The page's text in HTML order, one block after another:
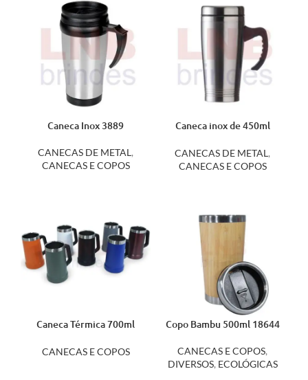
Caneca Inox 3889
CANECAS DE METAL,
CANECAS E COPOS
Caneca inox de 450ml
CANECAS DE METAL,
CANECAS E COPOS
Caneca Térmica 700ml
CANECAS E COPOS
Copo Bambu 500ml 18644
CANECAS E COPOS,
DIVERSOS, ECOLÓGICAS